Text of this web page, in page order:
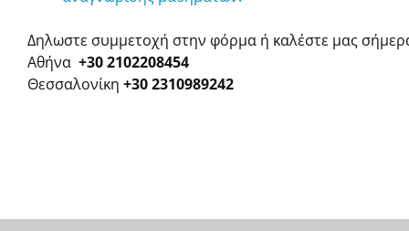
Δηλωστε συμμετοχή στην φόρμα ή καλέστε μας
Αθήνα +30 2102208454
Θεσσαλονίκη +30 2310989242